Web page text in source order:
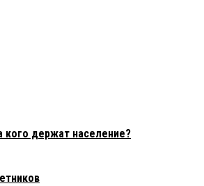
держат население?